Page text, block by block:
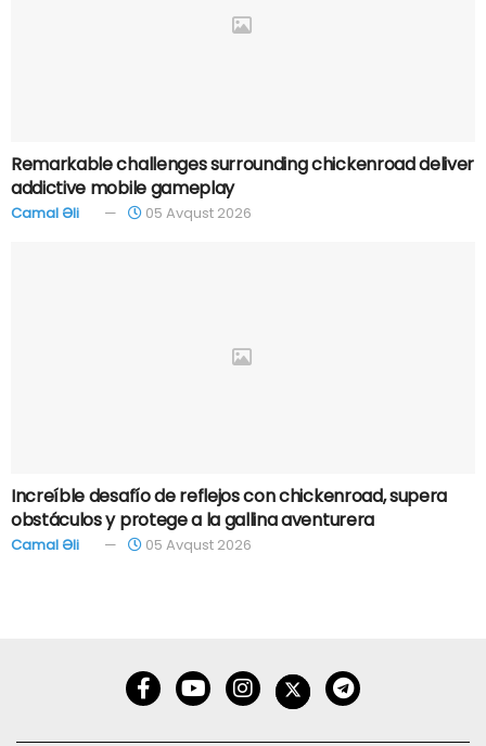
Remarkable challenges surrounding chickenroad deliver
addictive mobile gameplay
Camal Əli 05 Avqust 2026
Increíble desafío de reflejos con chickenroad, supera
obstáculos y protege a la gallina aventurera
Camal Əli 05 Avqust 2026